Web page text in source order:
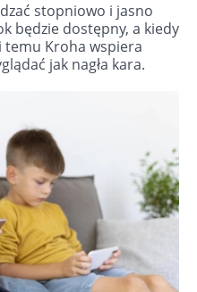
stopniowo i jasno
będzie dostępny, a kiedy
temu Kroha wspiera
jak nagła kara.